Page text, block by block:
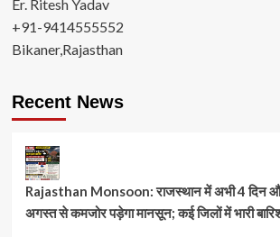
Er. Ritesh Yadav
+91-9414555552
Bikaner,Rajasthan
Recent News
Rajasthan Monsoon: राजस्थान में अभी 4 दिन
अगस्त से कमजोर पड़ेगा मानसून; कई जिलों में भारी